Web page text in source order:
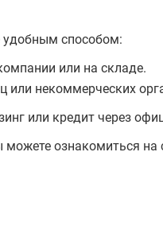
удобным способом:
или на складе.
некоммерческих
или кредит через
ознакомиться на